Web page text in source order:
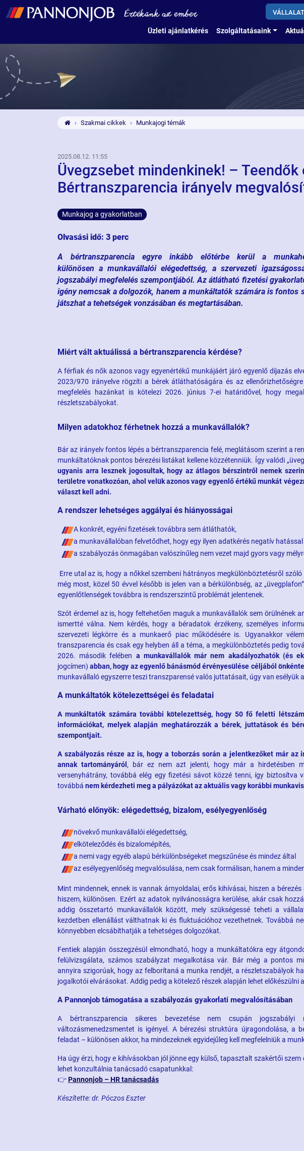
Üzleti ajánlatkérés Szolgáltatásaink
Szakmai cikkek Munkajogi témák
2025.08.12. 11:55
Üvegzsebet mindenkinek! – Teendők
Bértranszparencia irányelv
Munkajog a gyakorlatban
Olvasási idő: 3 perc
A bértranszparencia egyre inkább előtérbe kerül a
különösen a munkavállalói elégedettség, a szervezeti
jogszabályi megfelelés szempontjából. Az átlátható fizetési
igény nemcsak a dolgozók, hanem a munkáltatók számára is fontos
játszhat a tehetségek vonzásában és megtartásában.
Miért vált aktuálissá a bértranszparencia kérdése?
A férfiak és nők azonos vagy egyenértékű munkájáért járó egyenlő díjazás
2023/970 irányelve rögzíti a bérek átláthatóságára és az
megfelelés hazánkat is kötelezi 2026. június 7-ei határidővel, hogy
részletszabályokat.
Milyen adatokhoz férhetnek hozzá a munkavállalók?
Bár az irányelv fontos lépés a bértranszparencia felé, meglátásom szerint a
munkáltatóknak pontos bérezési listákat kellene közzétenniük. Így valódi
ugyanis arra lesznek jogosultak, hogy az átlagos bérszintről nemek
területre vonatkozóan, ahol velük azonos vagy egyenlő értékű munkát
választ kell adni.
A rendszer lehetséges aggályai és hiányosságai
A konkrét, egyéni fizetések továbbra sem átláthatók,
a munkavállalóban felvetődhet, hogy egy ilyen adatkérés negatív
a szabályozás önmagában valószínűleg nem vezet majd gyors vagy
Erre utal az is, hogy a nőkkel szembeni hátrányos megkülönböztetésről
még most, közel 50 évvel később is jelen van a bérkülönbség, az
egyenlőtlenségek továbbra is rendszerszintű problémát jelentenek.
Szót érdemel az is, hogy feltehetően maguk a munkavállalók sem örülnének
ismertté válna. Nem kérdés, hogy a béradatok érzékeny, személyes
szervezeti légkörre és a munkaerő piac működésére is. Ugyanakkor
transzparencia és csak egy helyben áll a téma, a megkülönböztetés pedig
2026. második felében a munkavállalók már nem akadályozhatók (és
jogcímen)abban, hogy az egyenlő bánásmód érvényesülése céljából
munkavállaló egyszerre teszi transzparensé valós juttatásait, úgy van esélyük
A munkáltatók kötelezettségei és feladatai
A munkáltatók számára további kötelezettség, hogy 50 fő feletti
információkat, melyek alapján meghatározzák a bérek, juttatások és
szempontjait.
A szabályozás része az is, hogy a toborzás során a jelentkezőket már
annak tartományáról , bár ez nem azt jelenti, hogy már a hirdetésben
versenyhátrány, továbbá elég egy fizetési sávot közzé tenni, így
továbbá nem kérdezheti meg a pályázókat az aktuális vagy korábbi
Várható előnyök: elégedettség, bizalom, esélyegyenlőség
növekvő munkavállalói elégedettség,
elköteleződés és bizalomépítés,
a nemi vagy egyéb alapú bérkülönbségeket megszűnése és mindez által
az esélyegyenlőség megvalósulása, nem csak formálisan, hanem a
Mint mindennek, ennek is vannak árnyoldalai, erős kihívásai, hiszen a
hiszem, különösen. Ezért az adatok nyilvánosságra kerülése, akár csak
addig összetartó munkavállalók között, mely szükségessé teheti a
kezdetben ellenállást válthatnak ki és fluktuációhoz vezethetnek. Továbbá
könnyebben elcsábíthatják a tehetséges dolgozókat.
Fentiek alapján összegzésül elmondható, hogy a munkáltatókra egy
felülvizsgálata, számos szabályzat megalkotása vár. Bár még a pontos
annyira szigorúak, hogy az felborítaná a munka rendjét, a részletszabályok
jogalkotói elvárásokat. Addig pedig a kötelező részek alapján lehet
A Pannonjob támogatása a szabályozás gyakorlati megvalósításában
A bértranszparencia sikeres bevezetése nem csupán jogszabályi
változásmenedzsmentet is igényel. A bérezési struktúra újragondolása, a
feladat – különösen akkor, ha mindezeknek egyidejűleg kell megfelelniük a
Ha úgy érzi, hogy e kihívásokban jól jönne egy külső, tapasztalt szakértői
lehet konzultálnia tanácsadó csapatunkkal:
👉Pannonjob – HR tanácsadás
Készítette: dr. Póczos Eszter